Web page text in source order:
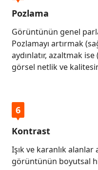
Pozlama
Görüntünün genel
Pozlamayı artırmak
aydınlatır, azaltmak
görsel netlik ve
6
Kontrast
Işık ve karanlık
görüntünün boyutsal